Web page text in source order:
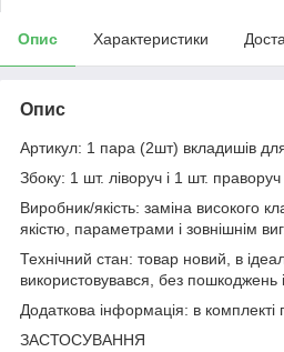
Опис Характеристики
Опис
Артикул: 1 пара (2шт) вкладишів
Збоку: 1 шт. ліворуч і 1 шт. праворуч
Виробник/якість: заміна високого
якістю, параметрами і зовнішнім
Технічний стан: товар новий, в
використовувався, без пошкоджень
Додаткова інформація: в комплекті
ЗАСТОСУВАННЯ